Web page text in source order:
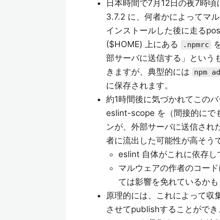
日本時間で7月12日の夜7時
3.7.2 に、何者かによってマ
インストールした後に走る
($HOME) 上にある
.npmrc
部サーバに送信する」という
きますが、典型的には
npm
に保存されます。
約1時間後に気づかれてこの
eslint-scope を（間接的にで
ンが、外部サーバに送信され
者に流出した可能性が高そう
eslint 自体がこれに依存し
マルウェアの作者のコー
ては影響を免れているか
原理的には、これによって収
させてpublishすることがで